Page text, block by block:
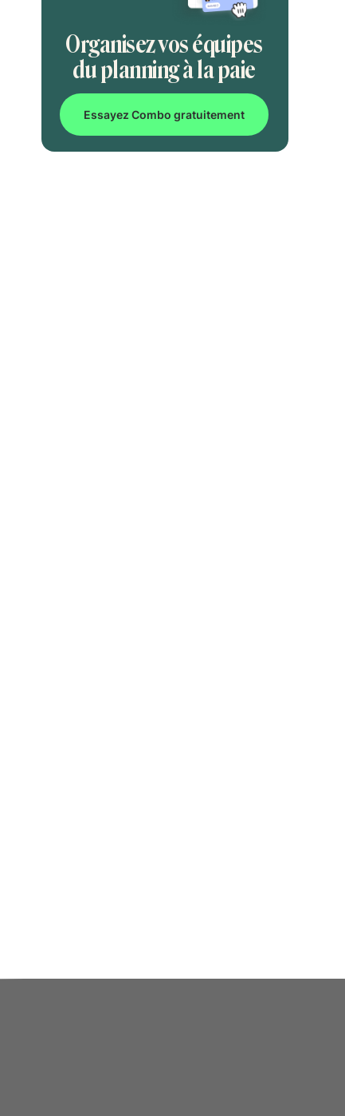
Organisez vos équipes
du planning à la paie
Essayez Combo gratuitement